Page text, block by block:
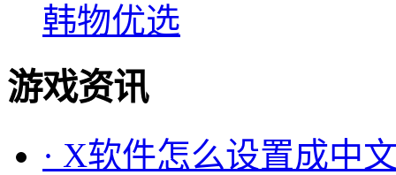
韩物优选
游戏资讯
· X软件怎么设置成中